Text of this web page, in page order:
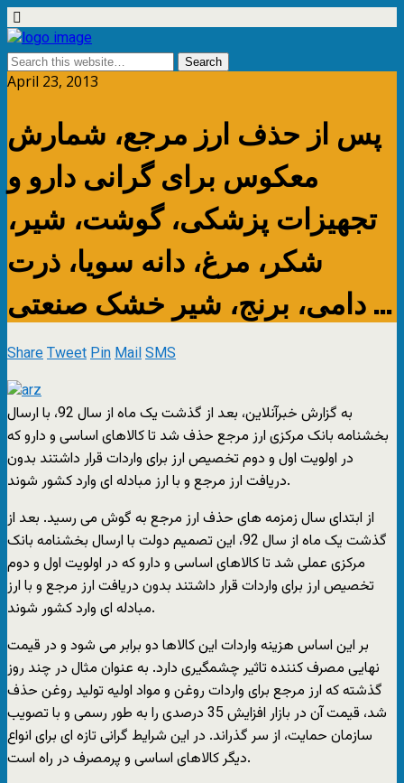
April 23, 2013
پس از حذف ارز مرجع، شمارش
معکوس برای گرانی دارو و
تجهیزات پزشکی، گوشت، شیر،
شکر، مرغ، دانه سویا، ذرت
دامی، برنج، شیر خشک صنعتی …
ShareTweetPinMailSMS
به گزارش خبرآنلاين، بعد از گذشت یک ماه از سال 92، با ارسال
بخشنامه بانک مرکزی ارز مرجع حذف شد تا کالاهای اساسی و دارو که
در اولویت اول و دوم تخصیص ارز برای واردات قرار داشتند بدون
دریافت ارز مرجع و با ارز مبادله ای وارد کشور شوند.
از ابتدای سال زمزمه های حذف ارز مرجع به گوش می رسید. بعد از
گذشت یک ماه از سال 92، این تصمیم دولت با ارسال بخشنامه بانک
مرکزی عملی شد تا کالاهای اساسی و دارو که در اولویت اول و دوم
تخصیص ارز برای واردات قرار داشتند بدون دریافت ارز مرجع و با ارز
مبادله ای وارد کشور شوند.
بر این اساس هزینه واردات این کالاها دو برابر می شود و در قیمت
نهایی مصرف کننده تاثیر چشمگیری دارد. به عنوان مثال در چند روز
گذشته که ارز مرجع برای واردات روغن و مواد اولیه تولید روغن حذف
شد، قیمت آن در بازار افزایش 35 درصدی را به طور رسمی و با تصویب
سازمان حمایت، از سر گذراند. در این شرایط گرانی تازه ای برای انواع
دیگر کالاهای اساسی و پرمصرف در راه است.